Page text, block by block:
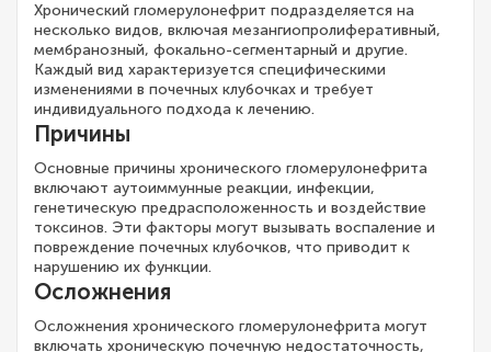
Хронический гломерулонефрит подразделяется на
несколько видов, включая мезангиопролиферативный,
мембранозный, фокально-сегментарный и другие.
Каждый вид характеризуется специфическими
изменениями в почечных клубочках и требует
индивидуального подхода к лечению.
Причины
Основные причины хронического гломерулонефрита
включают аутоиммунные реакции, инфекции,
генетическую предрасположенность и воздействие
токсинов. Эти факторы могут вызывать воспаление и
повреждение почечных клубочков, что приводит к
нарушению их функции.
Осложнения
Осложнения хронического гломерулонефрита могут
включать хроническую почечную недостаточность,